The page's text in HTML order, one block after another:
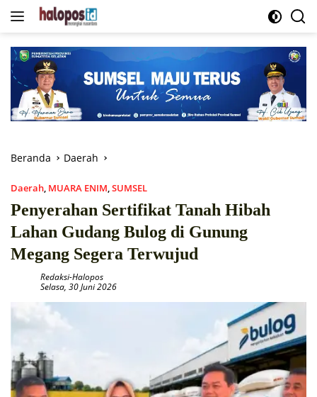
Langsung
Beranda Daerah
Daerah MUARA ENIM SUMSEL
Penyerahan Sertifikat Tanah Hibah
Lahan Gudang Bulog di Gunung
Megang Segera Terwujud
Redaksi-Halopos
Selasa, 30 Juni 2026